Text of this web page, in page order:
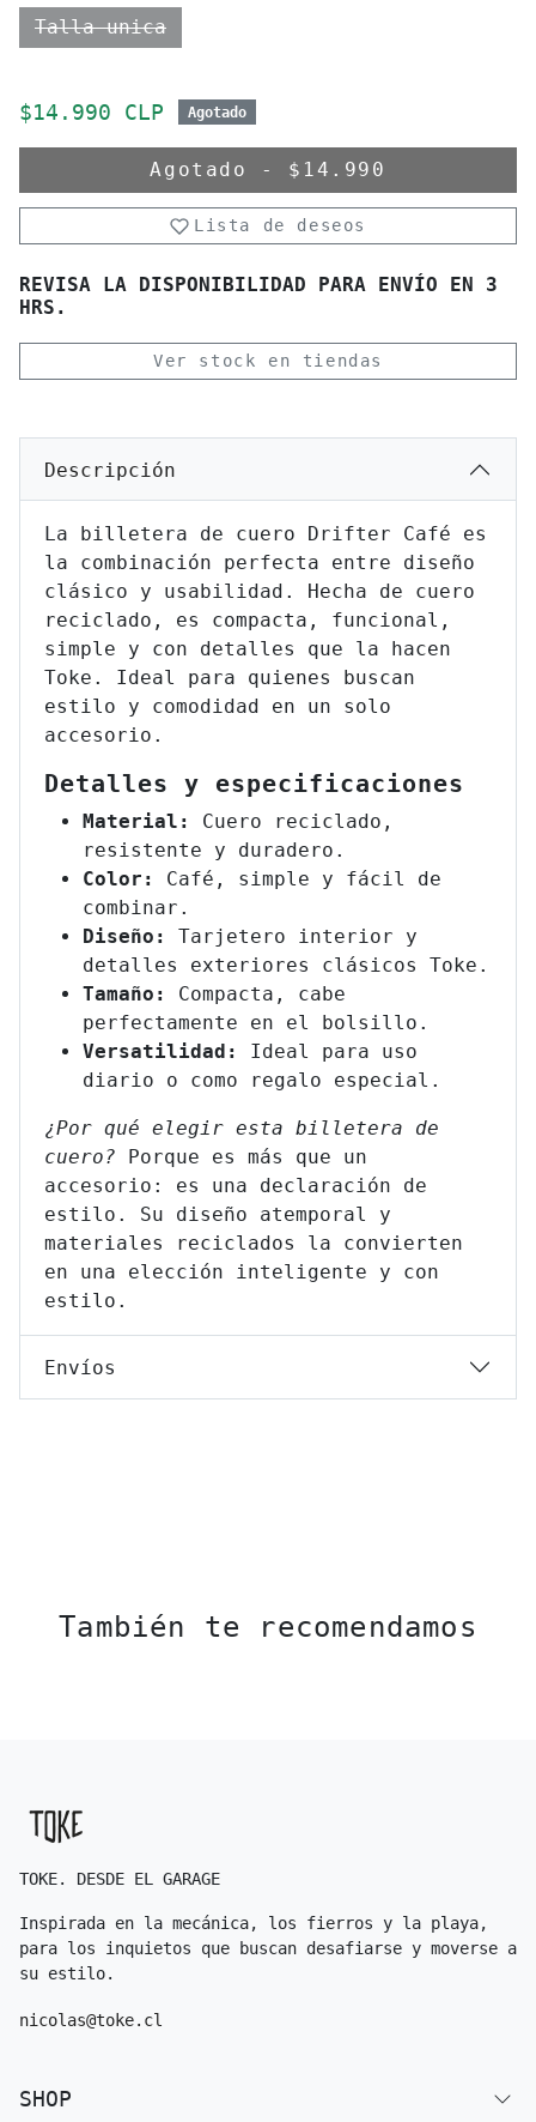
Talla unica
Precio de oferta
$14.990 CLP Agotado
Agotado - $14.990
Lista de deseos
REVISA LA DISPONIBILIDAD PARA ENVÍO EN 3
HRS.
Ver stock en tiendas
Descripción
La billetera de cuero Drifter Café es
la combinación perfecta entre diseño
clásico y usabilidad. Hecha de cuero
reciclado, es compacta, funcional,
simple y con detalles que la hacen
Toke. Ideal para quienes buscan
estilo y comodidad en un solo
accesorio.
Detalles y especificaciones
Material: Cuero reciclado,
resistente y duradero.
Color: Café, simple y fácil de
combinar.
Diseño:
Tarjetero interior y
detalles exteriores clásicos Toke.
Tamaño:
Compacta, cabe
perfectamente en el bolsillo.
Versatilidad: Ideal para uso
diario o como regalo especial.
¿Por qué elegir esta billetera de
cuero? Porque es más que un
accesorio: es una declaración de
estilo. Su diseño atemporal y
materiales reciclados la convierten
en una elección inteligente y con
estilo.
Envíos
También te recomendamos
TOKE. DESDE EL GARAGE
Inspirada en la mecánica, los fierros y la playa,
para los inquietos que buscan desafiarse y moverse a
su estilo.
nicolas@toke.cl
SHOP